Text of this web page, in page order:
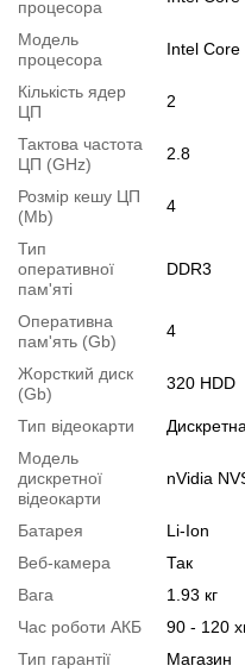
навантаження
Вага:1.93 кг
Стан:б/в (клас А:
чистий; на корпусі можуть
Комплектація:
ноутбук,
клавіатуру
Операційна система:
Можлива модифікація:
1.Збільшення об'єму RAM
2.Збільшення розміру HDD
Ви можете розширити строк
Можлива також комплектація
Для цього додайте в
"Аксесуари" разом з
процесора
Модель
процесора
Intel Core
Кількість ядер
ЦП
2
Тактова частота
ЦП (GHz)
2.8
Розмір кешу ЦП
(Mb)
4
Тип
оперативної
пам'яті
DDR3
Оперативна
пам'ять (Gb)
4
Жорсткий диск
(Gb)
320 HDD
Тип відеокарти
Дискретна
Модель
дискретної
відеокарти
nVidia
Батарея
Li-Ion
Веб-камера
Так
Вага
1.93 кг
Час роботи АКБ
90 - 120
Тип гарантії
Магазин